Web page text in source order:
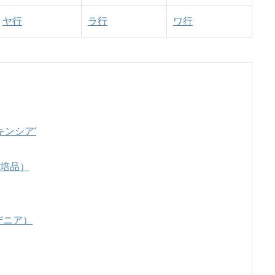
ヤ行 ラ行 ワ行
シア’
品）
ア）